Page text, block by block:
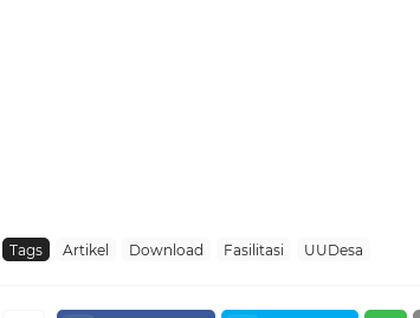
Tags Artikel Download Fasilitasi UUDesa